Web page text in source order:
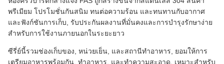
พรีเมียม โปรโมชั่นกันสนิม ทนต่อความร้อน และทนทานกับอากาศ
และฟังก์ชันการเก็บ, รับประกันผลงานที่มั่นคงและการบํารุงรักษาง่าย
สําหรับการใช้งานภายนอกในระยะยาว
ซีรี่ย์นี้รวมช่องเก็บของ, หน่วยเย็น, และสถานีทําอาหาร, ยอมให้การ
เตรียมอาหารพร้อมกัน, ทําอาหาร, และทําความสะอาด. เหมาะสําหรับ